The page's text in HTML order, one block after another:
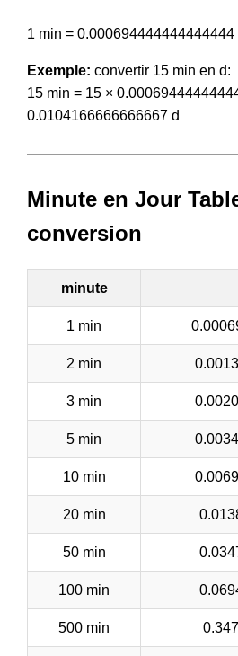
1 min = 0.000694444444444444
Exemple: convertir 15 min en d:
15 min = 15 ×
0.0104166666666667 d
Minute en Jour
conversion
minute
1 min
2 min
3 min
5 min
10 min
20 min
50 min
100 min
500 min